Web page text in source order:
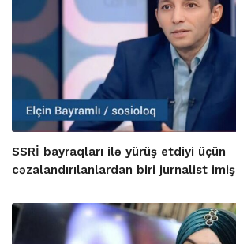
SSRİ bayraqları ilə yürüş etdiyi üçün
cəzalandırılanlardan biri jurnalist imiş